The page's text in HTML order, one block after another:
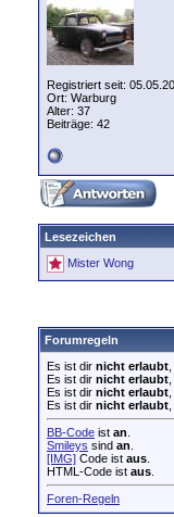
Registriert seit:
Ort: Warburg
Alter: 37
Beiträge: 42
Lesezeichen
Mister Wong
Forumregeln
Es ist dir nicht erlaubt
Es ist dir nicht erlaubt
Es ist dir nicht erlaubt
Es ist dir nicht erlaubt
BB-Code ist an
Smileys sind an
[IMG] Code ist aus
HTML-Code ist aus
Foren-Regeln